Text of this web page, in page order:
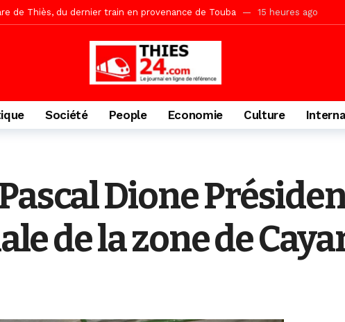
l’initiateur du kurel 18 Safar a péri dans un accident 20 heures ago
le Comité d’organisation dévoile ses priorités
Nimzath Thiès, mesures annoncées pour une réussite
Sy reçoit ses premiers malades lundi 10 Août 2 jours ago
sénégalaise ne peut se réduire au seul libéralisme (Lamine Diouck PS)
9.651 passagers, l’équivalent de 600 minibus 13 heures ago
Société People Economie Culture
Dione
de la zone de